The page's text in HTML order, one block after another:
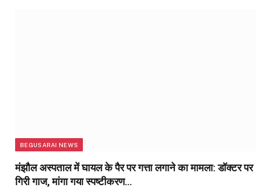
BEGUSARAI NEWS
मंझौल अस्पताल में घायल के पैर पर गत्ता लगाने का मामला: डॉक्टर पर
गिरी गाज, मांगा गया स्पष्टीकरण…